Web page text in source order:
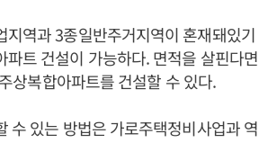
지역과 3종일반주거지역이 혼재돼있기
파트 건설이 가능하다. 면적을 살핀다면
상복합아파트를 건설할 수 있다.
수 있는 방법은 가로주택정비사업과 역